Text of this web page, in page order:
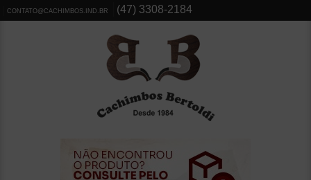
CONTATO@CACHIMBOS.IND.BR (47) 3308-2184